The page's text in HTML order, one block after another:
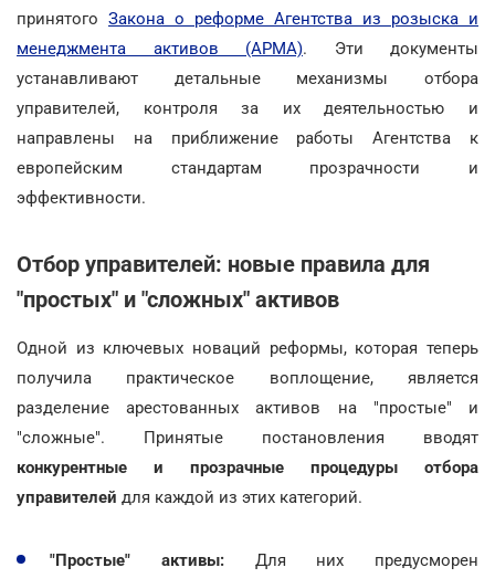
принятого Закона о реформе Агентства из розыска и
менеджмента активов (АРМА). Эти документы
устанавливают детальные механизмы отбора
управителей, контроля за их деятельностью и
направлены на приближение работы Агентства к
европейским стандартам прозрачности и
эффективности.
Отбор управителей: новые правила для
"простых" и "сложных" активов
Одной из ключевых новаций реформы, которая теперь
получила практическое воплощение, является
разделение арестованных активов на "простые" и
"сложные". Принятые постановления вводят
конкурентные и прозрачные процедуры отбора
управителей для каждой из этих категорий.
"Простые" активы:Для них предусморен